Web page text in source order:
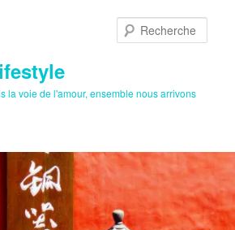
la voie de l'amour, ensemble nous arrivons